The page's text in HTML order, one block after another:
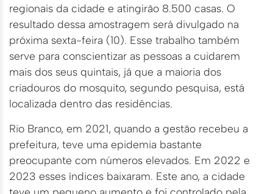
regionais da cidade e atingirão 8.500 casas. O
resultado dessa amostragem será divulgado na
próxima sexta-feira (10). Esse trabalho também
serve para conscientizar as pessoas a cuidarem
mais dos seus quintais, já que a maioria dos
criadouros do mosquito, segundo pesquisa, está
localizada dentro das residências.
Rio Branco, em 2021, quando a gestão recebeu a
prefeitura, teve uma epidemia bastante
preocupante com números elevados. Em 2022 e
2023 esses índices baixaram. Este ano, a cidade